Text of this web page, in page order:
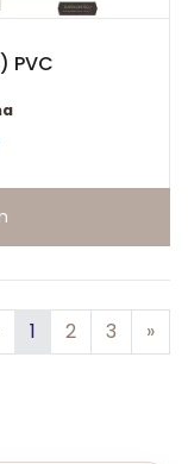
PVC
Iepriekšējā
1 2 3 »